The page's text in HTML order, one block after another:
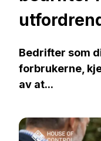
Bedrifter som
forbrukerne,
av at...